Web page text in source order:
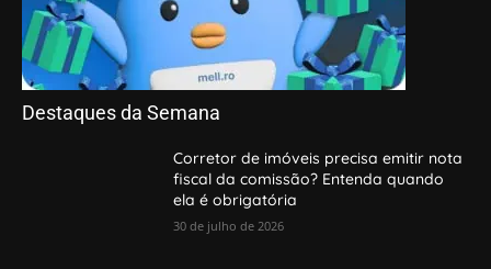
Destaques da Semana
Corretor de imóveis precisa emitir nota
fiscal da comissão? Entenda quando
ela é obrigatória
30 de julho de 2026